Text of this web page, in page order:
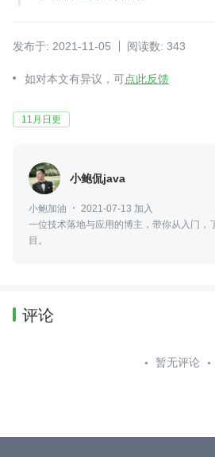
发布于: 2021-11-05 阅读数: 343
如对本文有异议，可点此反馈
11月日更
小鲍侃java
小鲍加油
2021-07-13 加入
一位技术落地与应用的博主，带你从入门，
目。
评论
暂无评论